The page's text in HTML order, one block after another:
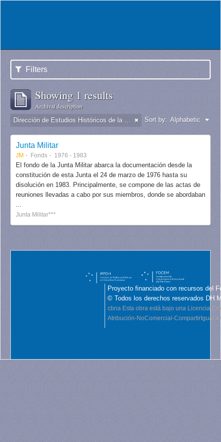
Filters
Showing 1 results
Archival description
Dirección de Estudios Históricos de la Fuerza Aérea Sort by: Alphabetic
Junta Militar
JM Fonds 1976 - 1983
El fondo de la Junta Militar abarca la documentación desde la
constitución de esta Junta el 24 de marzo de 1976 hasta su
disolución en 1983. Principalmente, se compone de las actas de
reuniones llevadas a cabo por sus miembros, donde se abordaban
...
Junta Militar***
Proyecto financiado con recursos del
© Todos los derechos reservados DH
cbna Esta obra está bajo una Licencia
Atribución-NoComercial-CompartirIgual